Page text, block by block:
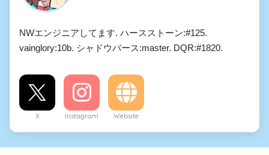
NWエンジニアしてます. ハースストーン:#125.
vainglory:10b. シャドウバース:master. DQR:#1820.
X Instagram Website